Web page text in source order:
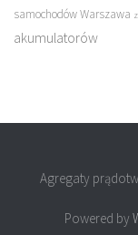
samochodów Warszawa
akumulatorów
Agregaty
Powered by